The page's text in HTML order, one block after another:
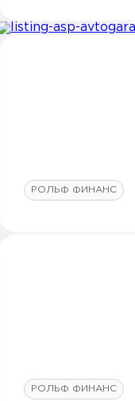
РОЛЬФ ФИНАНС
РОЛЬФ ФИНАНС